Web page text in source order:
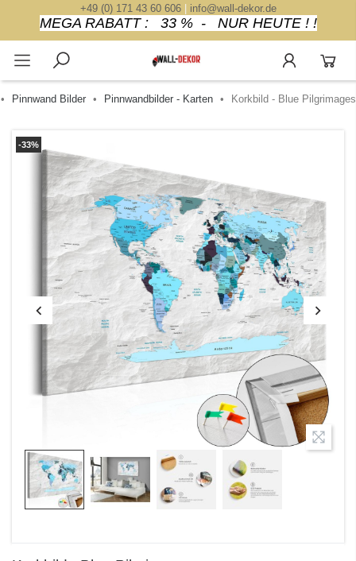
+49 (0) 171 43 60 606| info@wall-dekor.de
MEGA RABATT : 33 % - NUR HEUTE ! !
Pinnwand Bilder Pinnwandbilder - Karten Korkbild - Blue Pilgrimages
-33%